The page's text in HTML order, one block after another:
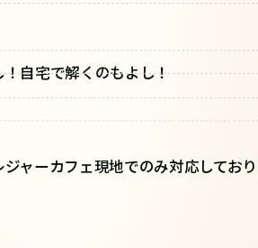
自宅で解くのもよし！
ャーカフェ現地でのみ対応しており